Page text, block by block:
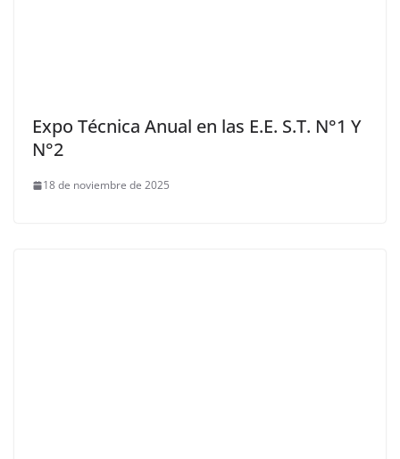
Expo Técnica Anual en las E.E. S.T. N°1 Y
N°2
18 de noviembre de 2025